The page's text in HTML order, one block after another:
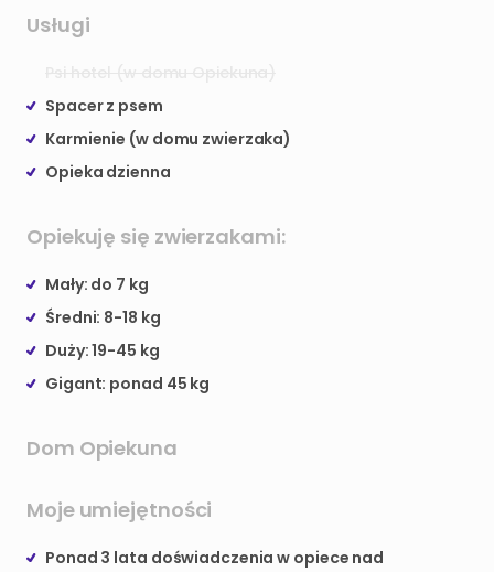
Usługi
Spacer z psem
Karmienie (w domu zwierzaka)
Opieka dzienna
Opiekuję się zwierzakami:
Mały: do 7 kg
Średni: 8-18 kg
Duży: 19-45 kg
Gigant: ponad 45 kg
Dom Opiekuna
Moje umiejętności
Ponad 3 lata doświadczenia w opiece nad